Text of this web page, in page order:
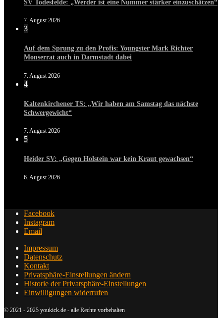
SV Todesfelde: „Werder ist eine Nummer stärker einzuschätzen“
7. August 2026
3
Auf dem Sprung zu den Profis: Youngster Mark Richter
Monserrat auch in Darmstadt dabei
7. August 2026
4
Kaltenkirchener TS: „Wir haben am Samstag das nächste
Schwergewicht“
7. August 2026
5
Heider SV: „Gegen Holstein war kein Kraut gewachsen“
6. August 2026
Facebook
Instagram
Email
Impressum
Datenschutz
Kontakt
Privatsphäre-Einstellungen ändern
Historie der Privatsphäre-Einstellungen
Einwilligungen widerrufen
© 2021 - 2025 youkick.de - alle Rechte vorbehalten